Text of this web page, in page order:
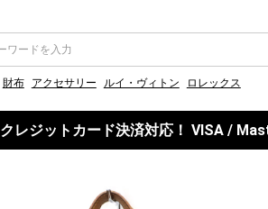
財布 アクセサリー ルイ・ヴィトン ロレックス
クレジットカード決済対応！ VISA /